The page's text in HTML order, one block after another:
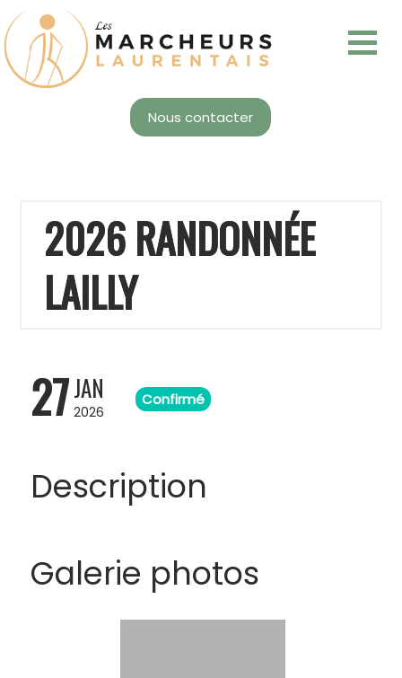
Nous contacter
2026 RANDONNÉE
LAILLY
27JAN
2026
Confirmé
Description
Galerie photos